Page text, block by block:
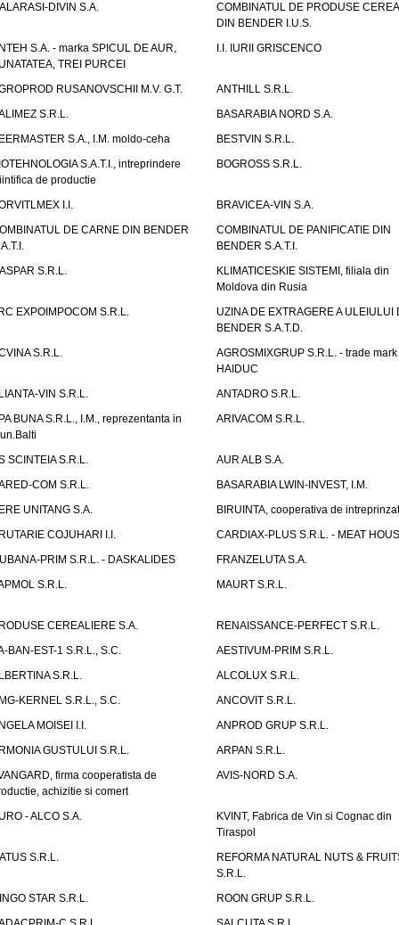
DIVIN S.A.
COMBINATUL DE PRODUSE
DIN BENDER I.U.S.
S.A. - marka SPICUL DE AUR,
TREI PURCEI
I.I. IURII GRISCENCO
RUSANOVSCHII M.V. G.T.
ANTHILL S.R.L.
S.R.L.
BASARABIA NORD S.A.
S.A., I.M. moldo-ceha
BESTVIN S.R.L.
S.A.T.I., intreprindere
de productie
BOGROSS S.R.L.
I.I.
BRAVICEA-VIN S.A.
DE CARNE DIN BENDER
COMBINATUL DE PANIFICATIE DIN
BENDER S.A.T.I.
S.R.L.
KLIMATICESKIE SISTEMI, filiala din
Moldova din Rusia
EXPOIMPOCOM S.R.L.
UZINA DE EXTRAGERE A ULEIULUI
BENDER S.A.T.D.
S.R.L.
AGROSMIXGRUP S.R.L. - trade mark
HAIDUC
VIN S.R.L.
ANTADRO S.R.L.
BUNA S.R.L., I.M., reprezentanta in
ARIVACOM S.R.L.
SCINTEIA S.R.L.
AUR ALB S.A.
COM S.R.L.
BASARABIA LWIN-INVEST, I.M.
UNITANG S.A.
BIRUINTA, cooperativa de
COJUHARI I.I.
CARDIAX-PLUS S.R.L. - MEAT
PRIM S.R.L. - DASKALIDES
FRANZELUTA S.A.
S.R.L.
MAURT S.R.L.
CEREALIERE S.A.
RENAISSANCE-PERFECT S.R.L.
BAN-EST-1 S.R.L., S.C.
AESTIVUM-PRIM S.R.L.
S.R.L.
ALCOLUX S.R.L.
KERNEL S.R.L., S.C.
ANCOVIT S.R.L.
MOISEI I.I.
ANPROD GRUP S.R.L.
GUSTULUI S.R.L.
ARPAN S.R.L.
firma cooperatista de
achizitie si comert
AVIS-NORD S.A.
- ALCO S.A.
KVINT, Fabrica de Vin si Cognac din
Tiraspol
S.R.L.
REFORMA NATURAL NUTS &
S.R.L.
STAR S.R.L.
ROON GRUP S.R.L.